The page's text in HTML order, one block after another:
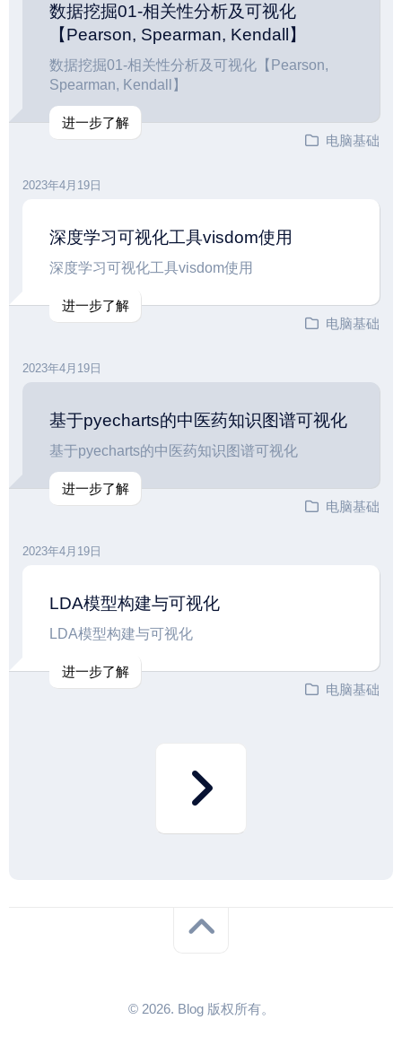
数据挖掘01-相关性分析及可视化
【Pearson, Spearman, Kendall】
数据挖掘01-相关性分析及可视化【Pearson,
Spearman, Kendall】
进一步了解
电脑基础
2023年4月19日
深度学习可视化工具visdom使用
深度学习可视化工具visdom使用
进一步了解
电脑基础
2023年4月19日
基于pyecharts的中医药知识图谱可视化
基于pyecharts的中医药知识图谱可视化
进一步了解
电脑基础
2023年4月19日
LDA模型构建与可视化
LDA模型构建与可视化
进一步了解
电脑基础
© 2026. Blog 版权所有。